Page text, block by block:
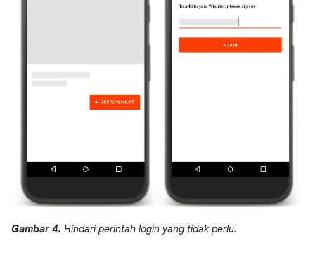
Gambar 4. Hindari perintah login yang tidak perlu.